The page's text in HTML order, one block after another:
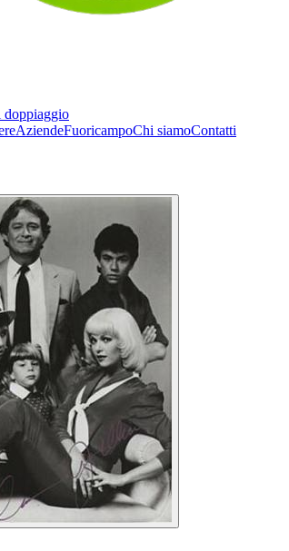
doppiaggio
AziendeFuoricampoChi siamoContatti